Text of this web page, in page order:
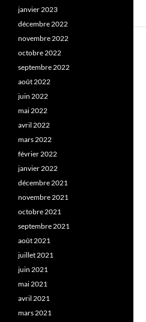
janvier 2023
décembre 2022
novembre 2022
octobre 2022
septembre 2022
août 2022
juin 2022
mai 2022
avril 2022
mars 2022
février 2022
janvier 2022
décembre 2021
novembre 2021
octobre 2021
septembre 2021
août 2021
juillet 2021
juin 2021
mai 2021
avril 2021
mars 2021